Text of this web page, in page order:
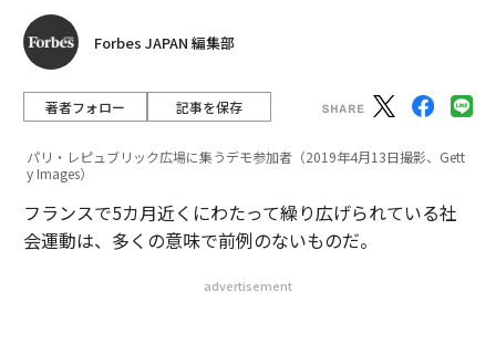
Forbes JAPAN 編集部
著者フォロー 記事を保存
パリ・レピュブリック広場に集うデモ参加者（2019年4月13日撮影、Gett
y Images）
フランスで5カ月近くにわたって繰り広げられている社
会運動は、多くの意味で前例のないものだ。
advertisement